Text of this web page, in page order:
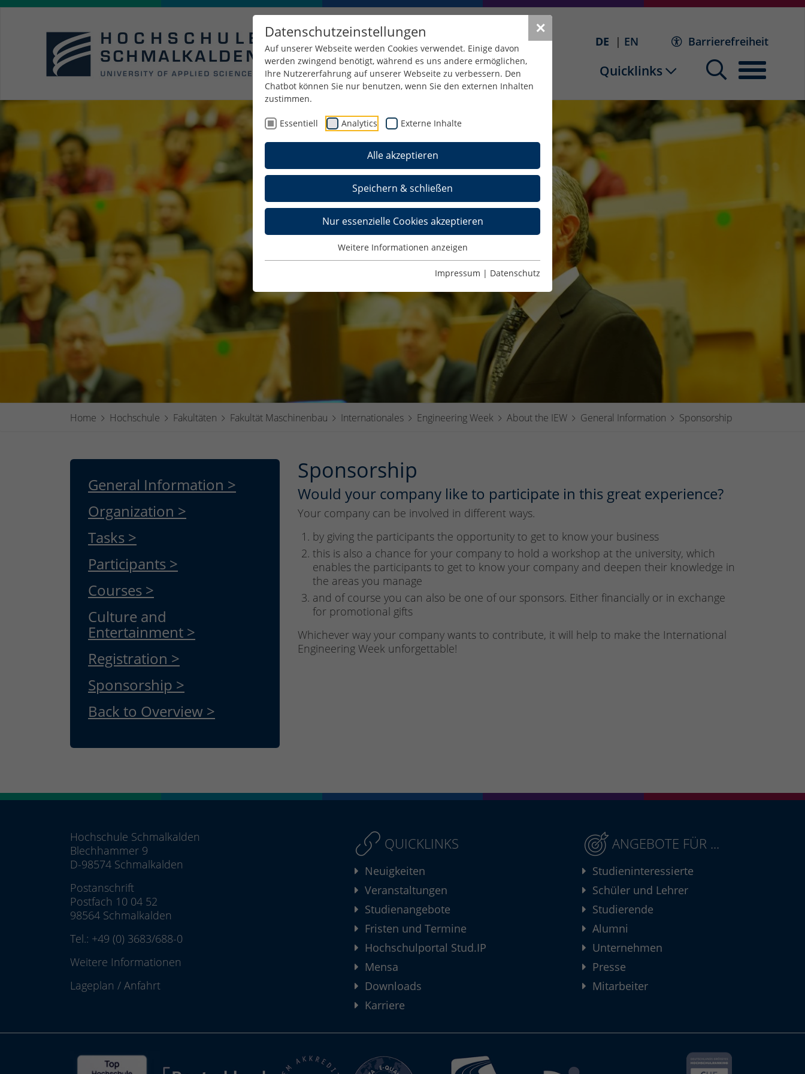
✕
Datenschutzeinstellungen
Auf unserer Webseite werden Cookies verwendet. Einige davon
werden zwingend benötigt, während es uns andere ermöglichen,
Ihre Nutzererfahrung auf unserer Webseite zu verbessern. Den
Chatbot können Sie nur benutzen, wenn Sie den externen Inhalten
zustimmen.
Essentiell Analytics Externe Inhalte
Alle akzeptieren
Speichern & schließen
Nur essenzielle Cookies akzeptieren
Weitere Informationen anzeigen
Impressum | Datenschutz
DE EN Barrierefreiheit
Quicklinks
Home Hochschule Fakultäten Fakultät Maschinenbau Internationales Engineering Week About the IEW General Information Sponsorship
General Information >
Organization >
Tasks >
Participants >
Courses >
Culture and
Entertainment >
Registration >
Sponsorship >
Back to Overview >
Sponsorship
Would your company like to participate in this great experience?
Your company can be involved in different ways.
by giving the participants the opportunity to get to know your business
this is also a chance for your company to hold a workshop at the university, which
enables the participants to get to know your company and deepen their knowledge in
the areas you manage
and of course you can also be one of our sponsors. Either financially or in exchange
for promotional gifts
Whichever way your company wants to contribute, it will help to make the International
Engineering Week unforgettable!
Hochschule Schmalkalden
Blechhammer 9
D-98574 Schmalkalden
Postanschrift
Postfach 10 04 52
98564 Schmalkalden
Tel.: +49 (0) 3683/688-0
Weitere Informationen
Lageplan / Anfahrt
QUICKLINKS
Neuigkeiten
Veranstaltungen
Studienangebote
Fristen und Termine
Hochschulportal Stud.IP
Mensa
Downloads
Karriere
ANGEBOTE FÜR ...
Studieninteressierte
Schüler und Lehrer
Studierende
Alumni
Unternehmen
Presse
Mitarbeiter